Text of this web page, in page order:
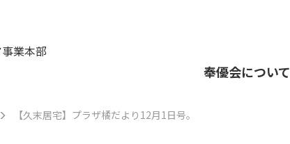
業本部
奉優会について
【久末居宅】プラザ橘だより12月1日号。